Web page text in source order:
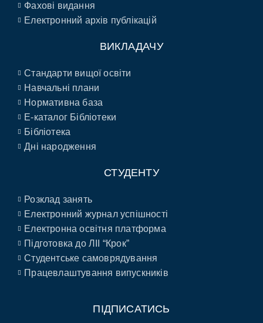
Фахові видання
Електронний архів публікацій
ВИКЛАДАЧУ
Стандарти вищої освіти
Навчальні плани
Нормативна база
E-каталог Бібліотеки
Бібліотека
Дні народження
СТУДЕНТУ
Розклад занять
Електронний журнал успішності
Електронна освітня платформа
Підготовка до ЛІІ “Крок”
Студентське самоврядування
Працевлаштування випускників
ПІДПИСАТИСЬ